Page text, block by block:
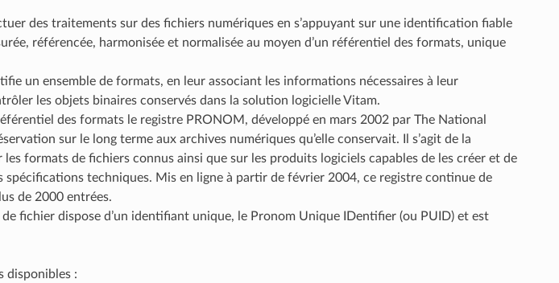
des traitements sur des fichiers numériques en s’appuyant sur une identification fiable
référencée, harmonisée et normalisée au moyen d’un référentiel des formats, unique
un ensemble de formats, en leur associant les informations nécessaires à leur
les objets binaires conservés dans la solution logicielle Vitam.
des formats le registre PRONOM, développé en mars 2002 par The National
sur le long terme aux archives numériques qu’elle conservait. Il s’agit de la
formats de fichiers connus ainsi que sur les produits logiciels capables de les créer et de
spécifications techniques. Mis en ligne à partir de février 2004, ce registre continue de
de 2000 entrées.
fichier dispose d’un identifiant unique, le Pronom Unique IDentifier (ou PUID) et est
disponibles :